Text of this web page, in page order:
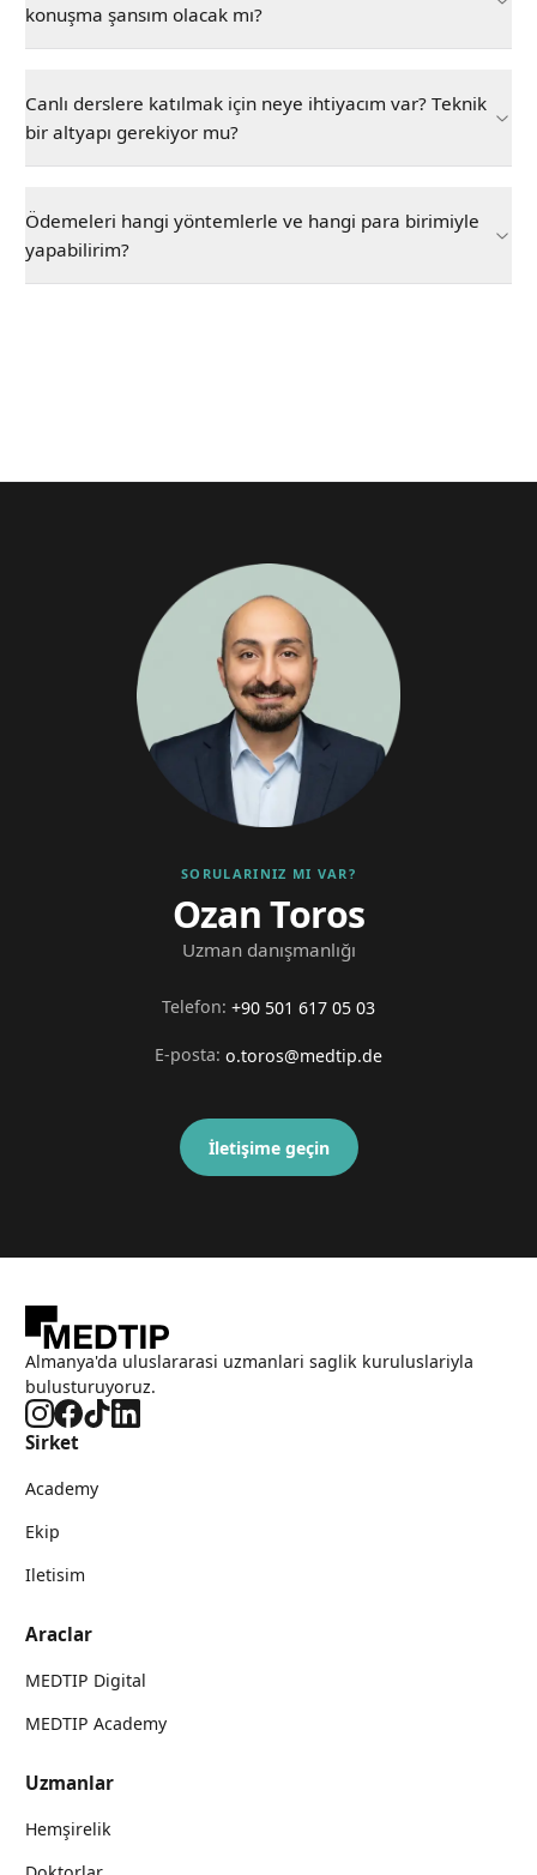
konuşma şansım olacak mı?
Canlı derslere katılmak için neye ihtiyacım var? Teknik
bir altyapı gerekiyor mu?
Ödemeleri hangi yöntemlerle ve hangi para birimiyle
yapabilirim?
SORULARINIZ MI VAR?
Ozan Toros
Uzman danışmanlığı
Telefon: +90 501 617 05 03
E-posta: o.toros@medtip.de
İletişime geçin
Almanya'da uluslararasi uzmanlari saglik kuruluslariyla
bulusturuyoruz.
Sirket
Academy
Ekip
Iletisim
Araclar
MEDTIP Digital
MEDTIP Academy
Uzmanlar
Hemşirelik